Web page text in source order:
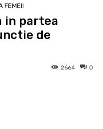
FEMEII
in partea
de
0
2664